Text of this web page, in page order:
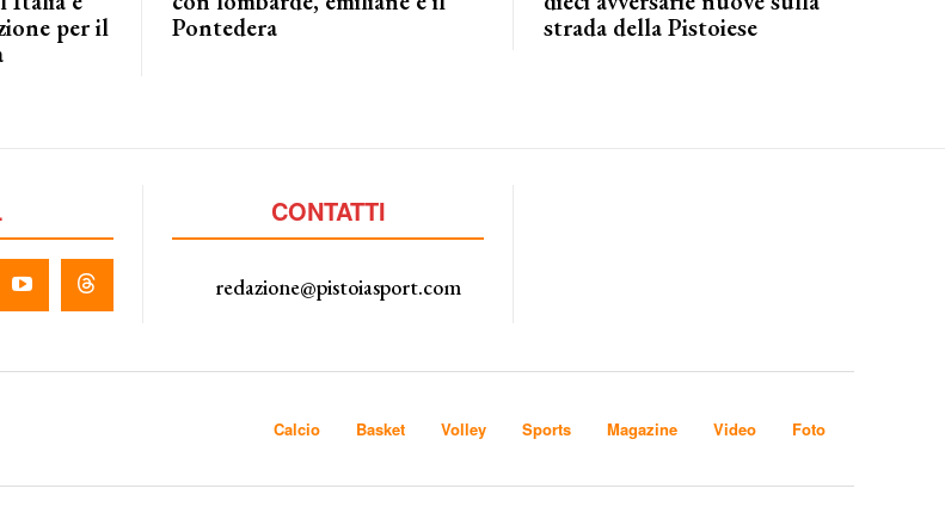
per il
Pontedera
strada della Pistoiese
CONTATTI
redazione@pistoiasport.com
Calcio Basket Volley Sports Magazine Video Foto